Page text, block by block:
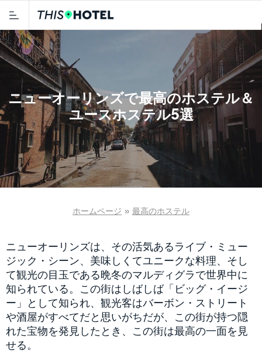
ニューオーリンズで最高のホステル＆
ユースホステル5選
ホームページ » 最高のホステル
ニューオーリンズは、その活気あるライブ・ミュー
ジック・シーン、美味しくてユニークな料理、そし
て観光の目玉である晩冬のマルディグラで世界中に
知られている。この街はしばしば「ビッグ・イージ
ー」として知られ、観光客はバーボン・ストリート
や酒屋がすべてだと思いがちだが、この街が持つ隠
れた宝物を発見したとき、この街は最高の一面を見
せる。